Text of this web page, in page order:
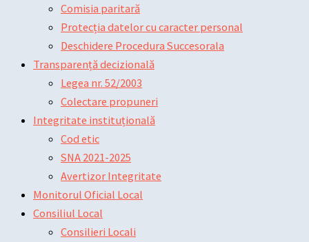
Comisia paritară
Protecția datelor cu caracter personal
Deschidere Procedura Succesorala
Transparență decizională
Legea nr. 52/2003
Colectare propuneri
Integritate instituțională
Cod etic
SNA 2021-2025
Avertizor Integritate
Monitorul Oficial Local
Consiliul Local
Consilieri Locali